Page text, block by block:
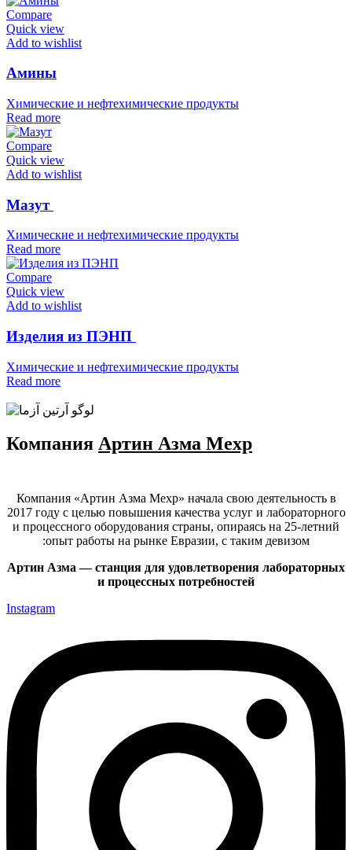
Compare
Quick view
Add to wishlist
Амины
Химические и нефтехимические продукты
Read more
Compare
Quick view
Add to wishlist
Мазут
Химические и нефтехимические продукты
Read more
Compare
Quick view
Add to wishlist
Изделия из ПЭНП
Химические и нефтехимические продукты
Read more
Компания Артин Азма Мехр
Компания «Артин Азма Мехр» начала свою деятельность в
2017 году с целью повышения качества услуг и лабораторного
и процессного оборудования страны, опираясь на 25-летний
опыт работы на рынке Евразии, с таким девизом:
Артин Азма — станция для удовлетворения лабораторных
и процессных потребностей
Instagram